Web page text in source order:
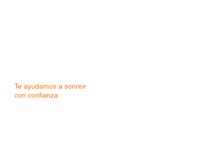
Te ayudamos a sonreir
con confianza